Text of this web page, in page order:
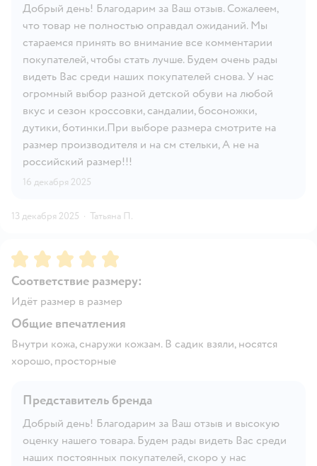
Добрый день! Благодарим за Ваш отзыв. Сожалеем,
что товар не полностью оправдал ожиданий. Мы
стараемся принять во внимание все комментарии
покупателей, чтобы стать лучше. Будем очень рады
видеть Вас среди наших покупателей снова. У нас
огромный выбор разной детской обуви на любой
вкус и сезон кроссовки, сандалии, босоножки,
дутики, ботинки.При выборе размера смотрите на
размер производителя и на см стельки, А не на
российский размер!!!
16 декабря 2025
13 декабря 2025 · Татьяна П.
Рейтинг:5
Соответствие размеру:
Идёт размер в размер
Общие впечатления
Внутри кожа, снаружи кожзам. В садик взяли, носятся
хорошо, просторные
Представитель бренда
Добрый день! Благодарим за Ваш отзыв и высокую
оценку нашего товара. Будем рады видеть Вас среди
наших постоянных покупателей, скоро у нас